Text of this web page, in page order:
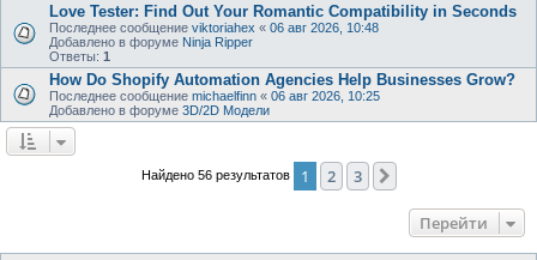
Love Tester: Find Out Your Romantic Compatibility in Seconds
Последнее сообщение viktoriahex « 06 авг 2026, 10:48
Добавлено в форуме Ninja Ripper
Ответы: 1
How Do Shopify Automation Agencies Help Businesses Grow?
Последнее сообщение michaelfinn « 06 авг 2026, 10:25
Добавлено в форуме 3D/2D Модели
Найдено 56 результатов 1 2 3
Перейти